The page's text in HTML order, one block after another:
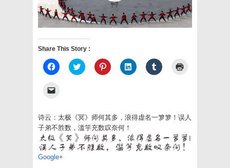
Share This Story :
Click
to
new
window)
Click
to
new
window)
Click
to
new
window)
Click
to
new
window)
Click
to
new
window)
link
to
a
friend
(Opens
in
new
window)
诗云：太极《冥》师何其多，浪得虚名一箩箩！误人
子弟不胜数，滥竽充数叹奈何！
Google+